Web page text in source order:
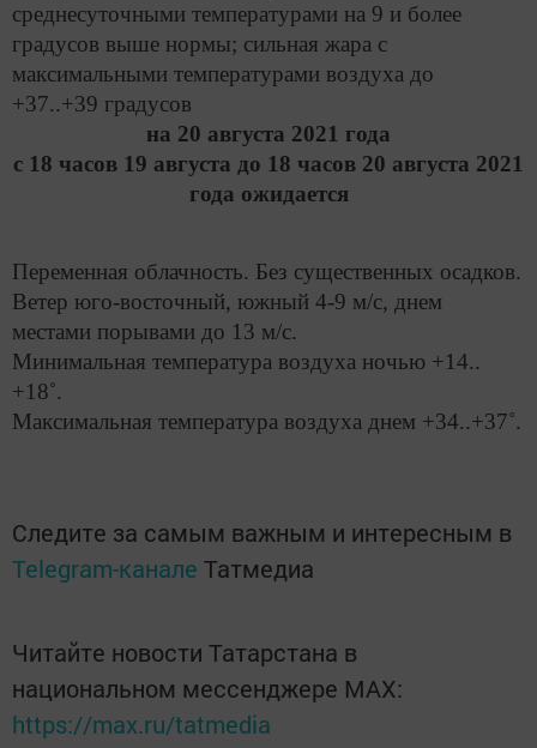
среднесуточными температурами на 9 и более
градусов выше нормы; сильная жара с
максимальными температурами воздуха до
+37..+39 градусов
на 20 августа 2021 года
с 18 часов 19 августа до 18 часов 20 августа 2021
года ожидается
Переменная облачность. Без существенных осадков.
Ветер юго-восточный, южный 4-9 м/с, днем
местами порывами до 13 м/с.
Минимальная температура воздуха ночью +14..
+18˚.
Максимальная температура воздуха днем +34..+37˚.
Следите за самым важным и интересным в
Telegram-канале Татмедиа
Читайте новости Татарстана в
национальном мессенджере MАХ:
https://max.ru/tatmedia